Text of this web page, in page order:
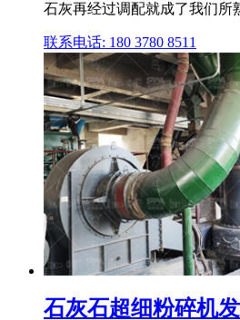
石灰再经过调配就成了我们所
联系电话: 180 3780 8511
石灰石超细粉碎机